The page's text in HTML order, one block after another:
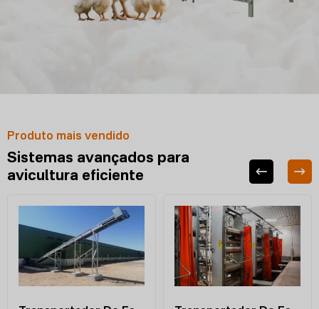
Produto mais vendido
Sistemas avançados para
avicultura eficiente